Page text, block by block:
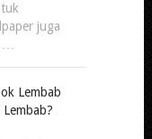
juga
…